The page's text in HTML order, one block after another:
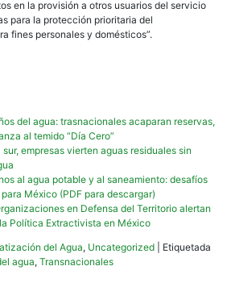
en la provisión a otros usuarios del servicio
para la protección prioritaria del
fines personales y domésticos”.
del agua: trasnacionales acaparan reservas,
al temido “Día Cero”
empresas vierten aguas residuales sin
al agua potable y al saneamiento: desafíos
México (PDF para descargar)
en Defensa del Territorio alertan
Política Extractivista en México
del Agua, Uncategorized
Etiquetada
agua, Transnacionales